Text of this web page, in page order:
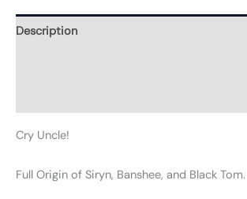
Description
Cry Uncle!
Full Origin of Siryn, Banshee, and Black Tom.